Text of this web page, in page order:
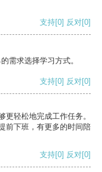
支持[0] 反对[0]
需求选择学习方式。
支持[0] 反对[0]
轻松地完成工作任务。
前下班，有更多的时间陪
支持[0] 反对[0]